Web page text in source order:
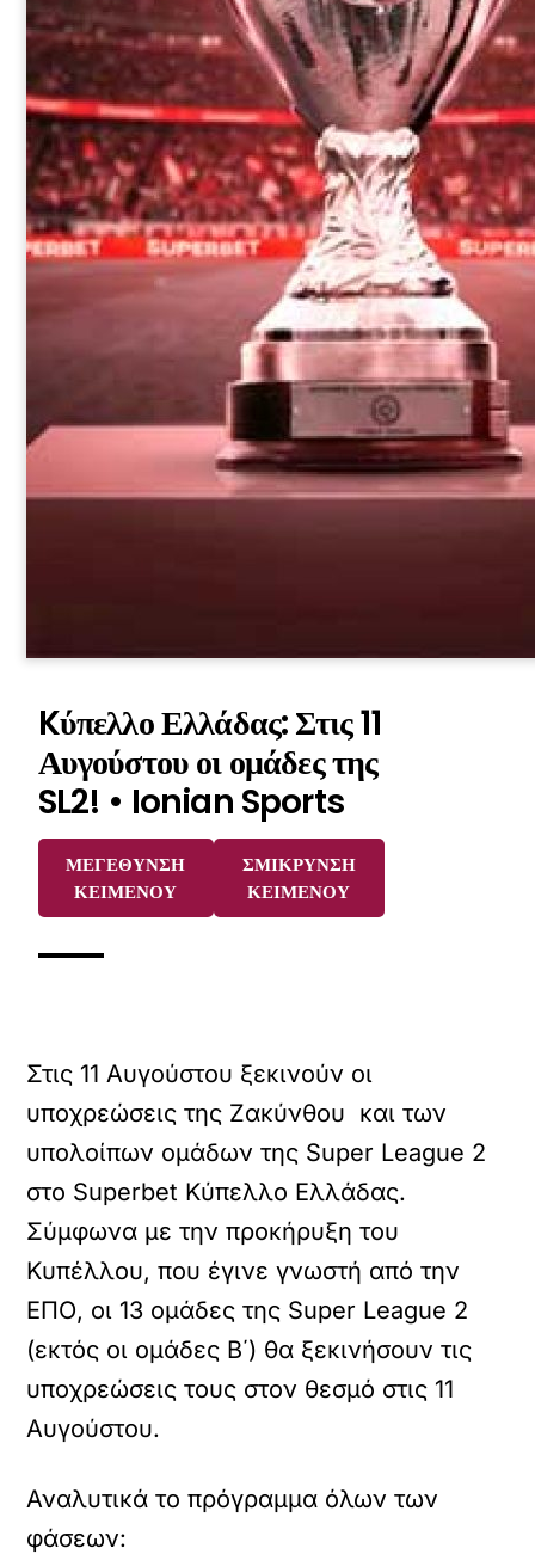
Kύπελλο Ελλάδας: Στις 11
Αυγούστου οι ομάδες της
SL2! • Ionian Sports
ΜΕΓΕΘΥΝΣΗ
ΚΕΙΜΕΝΟΥ
ΣΜΙΚΡΥΝΣΗ
ΚΕΙΜΕΝΟΥ
Στις 11 Αυγούστου ξεκινούν οι
υποχρεώσεις της Ζακύνθου και των
υπολοίπων ομάδων της Super League 2
στο Superbet Κύπελλο Ελλάδας.
Σύμφωνα με την προκήρυξη του
Κυπέλλου, που έγινε γνωστή από την
ΕΠΟ, οι 13 ομάδες της Super League 2
(εκτός οι ομάδες Β΄) θα ξεκινήσουν τις
υποχρεώσεις τους στον θεσμό στις 11
Αυγούστου.
Αναλυτικά το πρόγραμμα όλων των
φάσεων: